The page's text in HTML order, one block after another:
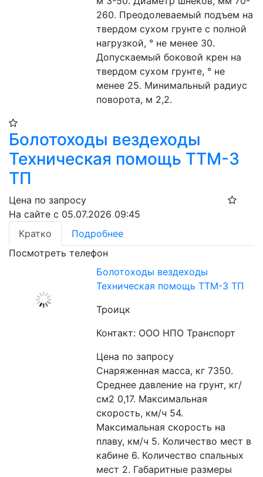
260. Преодолеваемый подъем на
твердом сухом грунте с полной
нагрузкой, ° не менее 30.
Допускаемый боковой крен на
твердом сухом грунте, ° не
менее 25. Минимальный радиус
поворота, м 2,2.
Болотоходы вездеходы
Техническая помощь ТТМ-3
ТП
Цена по запросу
На сайте с 05.07.2026 09:45
Кратко
Подробнее
Посмотреть телефон
Болотоходы вездеходы
Техническая помощь ТТМ-3 ТП
Троицк
Контакт: ООО НПО Транспорт
Цена по запросу
Снаряженная масса, кг 7350.
Среднее давление на грунт, кг/
см2 0,17. Максимальная
скорость, км/ч 54.
Максимальная скорость на
плаву, км/ч 5. Количество мест в
кабине 6. Количество спальных
мест 2. Габаритные размеры